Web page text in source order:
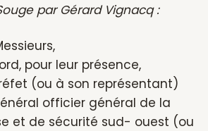
par Gérard Vignacq :
pour leur présence,
(ou à son représentant)
officier général de la
et de sécurité sud- ouest (ou